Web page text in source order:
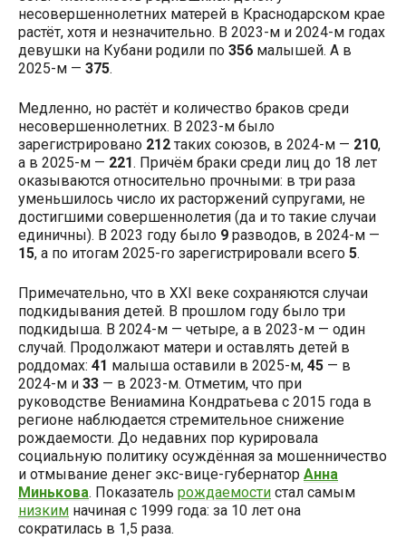
несовершеннолетних матерей в Краснодарском крае
растёт, хотя и незначительно. В 2023-м и 2024-м годах
девушки на Кубани родили по 356 малышей. А в
2025-м — 375.
Медленно, но растёт и количество браков среди
несовершеннолетних. В 2023-м было
зарегистрировано 212 таких союзов, в 2024-м — 210,
а в 2025-м — 221. Причём браки среди лиц до 18 лет
оказываются относительно прочными: в три раза
уменьшилось число их расторжений супругами, не
достигшими совершеннолетия (да и то такие случаи
единичны). В 2023 году было 9 разводов, в 2024-м —
15, а по итогам 2025-го зарегистрировали всего 5.
Примечательно, что в XXI веке сохраняются случаи
подкидывания детей. В прошлом году было три
подкидыша. В 2024-м — четыре, а в 2023-м — один
случай. Продолжают матери и оставлять детей в
роддомах: 41 малыша оставили в 2025-м, 45 — в
2024-м и 33 — в 2023-м. Отметим, что при
руководстве Вениамина Кондратьева с 2015 года в
регионе наблюдается стремительное снижение
рождаемости. До недавних пор курировала
социальную политику осуждённая за мошенничество
и отмывание денег экс-вице-губернатор Анна
Минькова. Показатель рождаемости стал самым
низким начиная с 1999 года: за 10 лет она
сократилась в 1,5 раза.